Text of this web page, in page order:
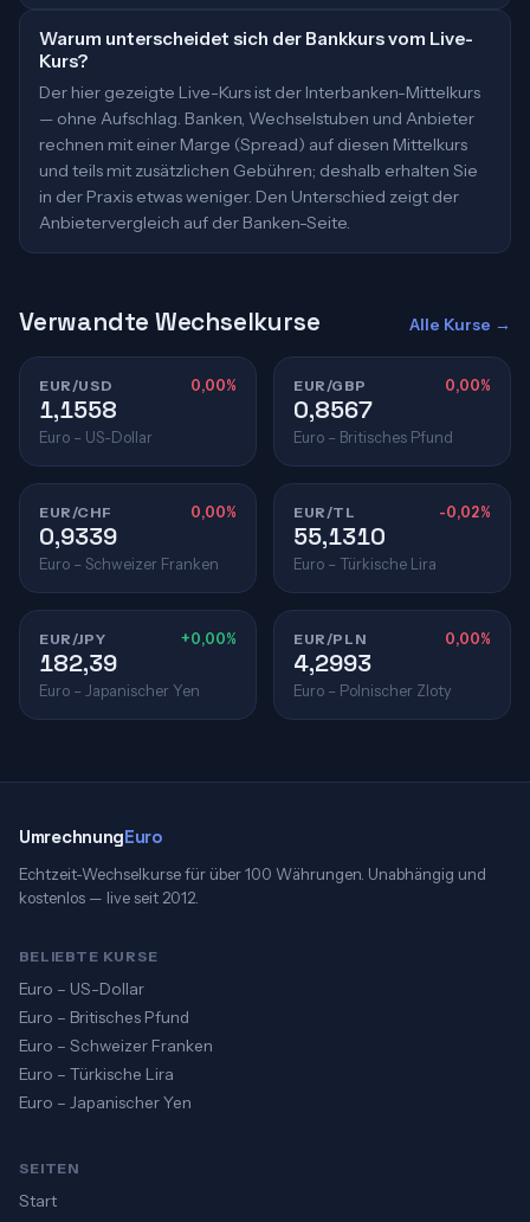
Warum unterscheidet sich der Bankkurs vom Live-
Kurs?
Der hier gezeigte Live-Kurs ist der Interbanken-Mittelkurs
— ohne Aufschlag. Banken, Wechselstuben und Anbieter
rechnen mit einer Marge (Spread) auf diesen Mittelkurs
und teils mit zusätzlichen Gebühren; deshalb erhalten Sie
in der Praxis etwas weniger. Den Unterschied zeigt der
Anbietervergleich auf der Banken-Seite.
Verwandte Wechselkurse Alle Kurse →
EUR/USD 0,00%
1,1558
Euro – US-Dollar
EUR/GBP 0,00%
0,8567
Euro – Britisches Pfund
EUR/CHF 0,00%
0,9339
Euro – Schweizer Franken
EUR/TL -0,02%
55,1310
Euro – Türkische Lira
EUR/JPY +0,00%
182,39
Euro – Japanischer Yen
EUR/PLN 0,00%
4,2993
Euro – Polnischer Zloty
UmrechnungEuro
Echtzeit-Wechselkurse für über 100 Währungen. Unabhängig und
kostenlos — live seit 2012.
BELIEBTE KURSE
Euro – US-Dollar
Euro – Britisches Pfund
Euro – Schweizer Franken
Euro – Türkische Lira
Euro – Japanischer Yen
SEITEN
Start